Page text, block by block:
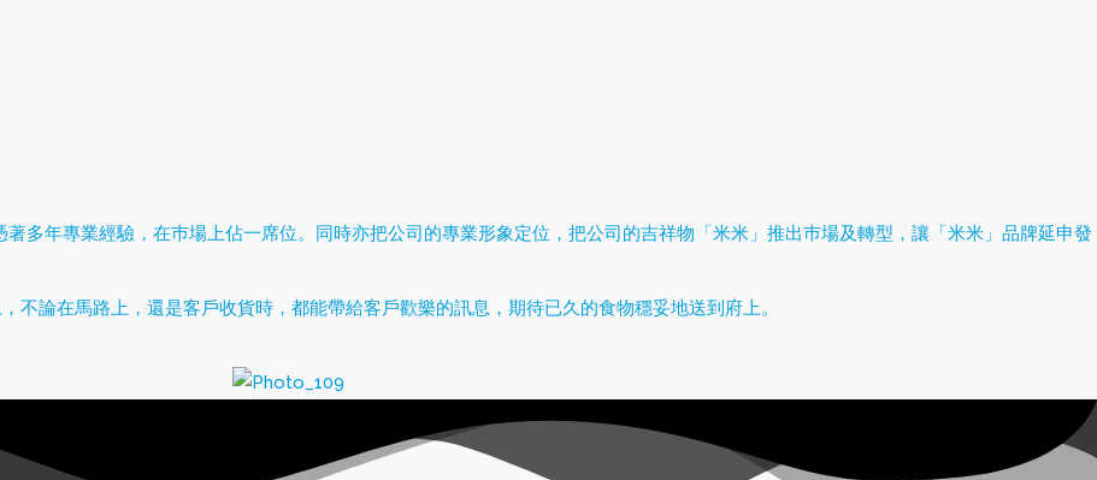
著多年專業經驗，在巿場上佔一席位。同時亦把公司的專業形象定位，把公司的吉祥物「米米」推出巿場及轉型，讓「米米」品牌延申發
不論在馬路上，還是客戶收貨時，都能帶給客戶歡樂的訊息，期待已久的食物穩妥地送到府上。